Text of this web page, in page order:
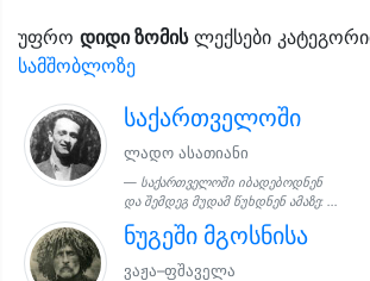
უფრო დიდი ზომისლექსები
სამშობლოზე
საქართველოში
ლადო ასათიანი
საქართველოში იბადებოდნენ
და შემდეგ მუდამ წუხდნენ ამაზე: ...
ნუგეში მგოსნისა
ვაჟა–ფშაველა